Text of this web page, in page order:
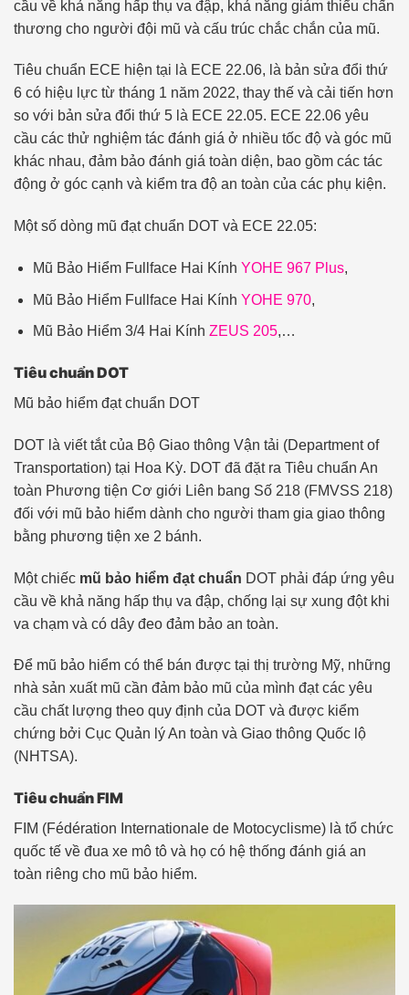
cầu về khả năng hấp thụ va đập, khả năng giảm thiểu chấn
thương cho người đội mũ và cấu trúc chắc chắn của mũ.
Tiêu chuẩn ECE hiện tại là ECE 22.06, là bản sửa đổi thứ
6 có hiệu lực từ tháng 1 năm 2022, thay thế và cải tiến hơn
so với bản sửa đổi thứ 5 là ECE 22.05. ECE 22.06 yêu
cầu các thử nghiệm tác đánh giá ở nhiều tốc độ và góc mũ
khác nhau, đảm bảo đánh giá toàn diện, bao gồm các tác
động ở góc cạnh và kiểm tra độ an toàn của các phụ kiện.
Một số dòng mũ đạt chuẩn DOT và ECE 22.05:
Mũ Bảo Hiểm Fullface Hai Kính YOHE 967 Plus,
Mũ Bảo Hiểm Fullface Hai Kính YOHE 970,
Mũ Bảo Hiểm 3/4 Hai Kính ZEUS 205,…
Tiêu chuẩn DOT
Mũ bảo hiểm đạt chuẩn DOT
DOT là viết tắt của Bộ Giao thông Vận tải (Department of
Transportation) tại Hoa Kỳ. DOT đã đặt ra Tiêu chuẩn An
toàn Phương tiện Cơ giới Liên bang Số 218 (FMVSS 218)
đối với mũ bảo hiểm dành cho người tham gia giao thông
bằng phương tiện xe 2 bánh.
Một chiếc mũ bảo hiểm đạt chuẩn DOT phải đáp ứng yêu
cầu về khả năng hấp thụ va đập, chống lại sự xung đột khi
va chạm và có dây đeo đảm bảo an toàn.
Để mũ bảo hiểm có thể bán được tại thị trường Mỹ, những
nhà sản xuất mũ cần đảm bảo mũ của mình đạt các yêu
cầu chất lượng theo quy định của DOT và được kiểm
chứng bởi Cục Quản lý An toàn và Giao thông Quốc lộ
(NHTSA).
Tiêu chuẩn FIM
FIM (Fédération Internationale de Motocyclisme) là tổ chức
quốc tế về đua xe mô tô và họ có hệ thống đánh giá an
toàn riêng cho mũ bảo hiểm.